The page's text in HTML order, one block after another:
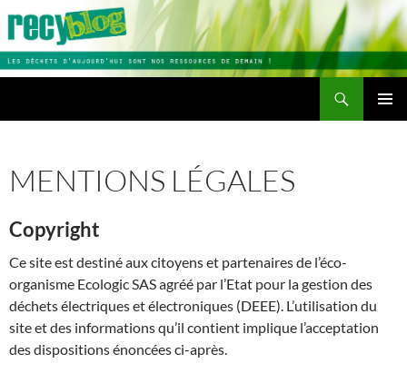
Aller
contenu
MENTIONS LÉGALES
Copyright
Ce site est destiné aux citoyens et partenaires de l’éco-
organisme Ecologic SAS agréé par l’Etat pour la gestion des
déchets électriques et électroniques (DEEE). L’utilisation du
site et des informations qu’il contient implique l’acceptation
des dispositions énoncées ci-après.